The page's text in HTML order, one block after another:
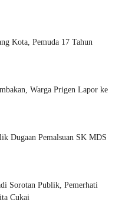
Kota, Pemuda 17 Tahun
Warga Prigen Lapor ke
Dugaan Pemalsuan SK MDS
Sorotan Publik, Pemerhati
Cukai